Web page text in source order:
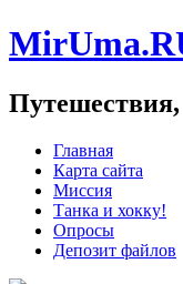
Главная
Карта сайта
Миссия
Танка и хокку!
Опросы
Депозит файлов